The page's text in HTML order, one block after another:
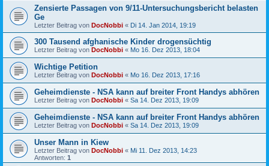
Zensierte Passagen von 9/11-Untersuchungsbericht belasten
Ge
Letzter Beitrag von DocNobbi « Di 14. Jan 2014, 19:19
300 Tausend afghanische Kinder drogensüchtig
Letzter Beitrag von DocNobbi « Mo 16. Dez 2013, 18:04
Wichtige Petition
Letzter Beitrag von DocNobbi « Mo 16. Dez 2013, 17:16
Geheimdienste - NSA kann auf breiter Front Handys abhören
Letzter Beitrag von DocNobbi « Sa 14. Dez 2013, 19:09
Geheimdienste - NSA kann auf breiter Front Handys abhören
Letzter Beitrag von DocNobbi « Sa 14. Dez 2013, 19:09
Unser Mann in Kiew
Letzter Beitrag von DocNobbi « Mi 11. Dez 2013, 14:23
Antworten: 1